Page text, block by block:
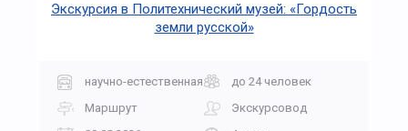
Экскурсия в Политехнический музей: «Гордость
земли русской»
научно-естественная
до 24 человек
Маршрут
Экскурсовод